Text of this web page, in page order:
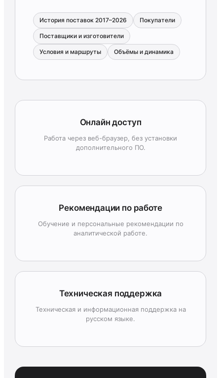
История поставок 2017–2026 Покупатели
Поставщики и изготовители
Условия и маршруты Объёмы и динамика
Онлайн доступ
Работа через веб-браузер, без установки
дополнительного ПО.
Рекомендации по работе
Обучение и персональные рекомендации по
аналитической работе.
Техническая поддержка
Техническая и информационная поддержка на
русском языке.